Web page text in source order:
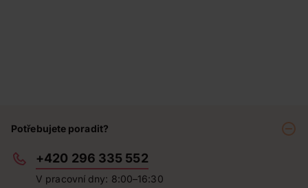
Potřebujete poradit?
+420 296 335 552
V pracovní dny: 8:00–16:30